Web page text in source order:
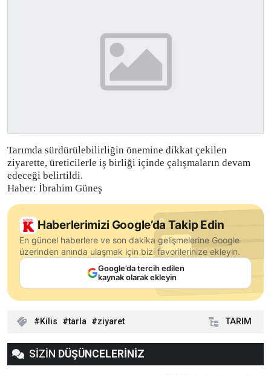
Tarımda sürdürülebilirliğin önemine dikkat çekilen
ziyarette, üreticilerle iş birliği içinde çalışmaların devam
edeceği belirtildi.
Haber: İbrahim Güneş
Haberlerimizi Google’da Takip Edin
En güncel haberlere ve son dakika gelişmelerine Google
üzerinden anında ulaşmak için bizi favorilerinize ekleyin.
Google’da tercih edilen
kaynak olarak ekleyin
Kilis tarla ziyaret TARIM
SİZİN DÜŞÜNCELERİNİZ